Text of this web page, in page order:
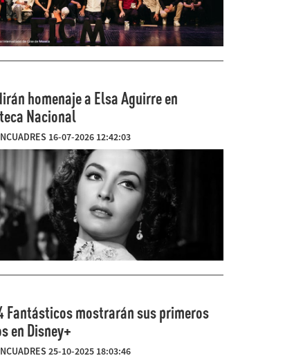
homenaje a Elsa Aguirre en
Nacional
16-07-2026 12:42:03
Fantásticos mostrarán sus primeros
en Disney+
25-10-2025 18:03:46